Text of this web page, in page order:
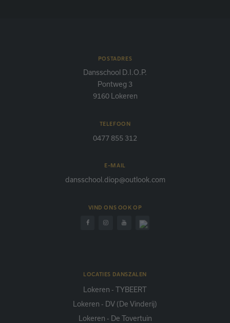
POSTADRES
Dansschool D.I.O.P.
Pontweg 3
9160 Lokeren
TELEFOON
0477 855 312
E-MAIL
dansschool.diop@outlook.com
VIND ONS OOK OP
LOCATIES DANSZALEN
Lokeren - TYBEERT
Lokeren - DV (De Vinderij)
Lokeren - De Tovertuin